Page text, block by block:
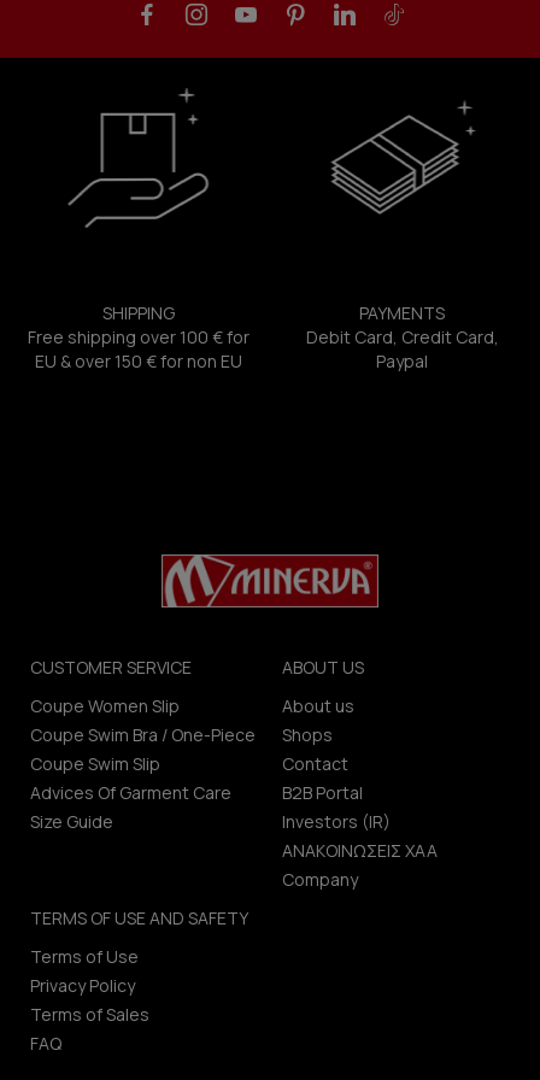
SHIPPING
Free shipping over 100 € for
EU & over 150 € for non EU
PAYMENTS
Debit Card, Credit Card,
Paypal
CUSTOMER SERVICE
Coupe Women Slip
Coupe Swim Bra / One-Piece
Coupe Swim Slip
Advices Of Garment Care
Size Guide
ABOUT US
About us
Shops
Contact
B2B Portal
Investors (IR)
ΑΝΑΚΟΙΝΩΣΕΙΣ ΧΑΑ
Company
TERMS OF USE AND SAFETY
Terms of Use
Privacy Policy
Terms of Sales
FAQ